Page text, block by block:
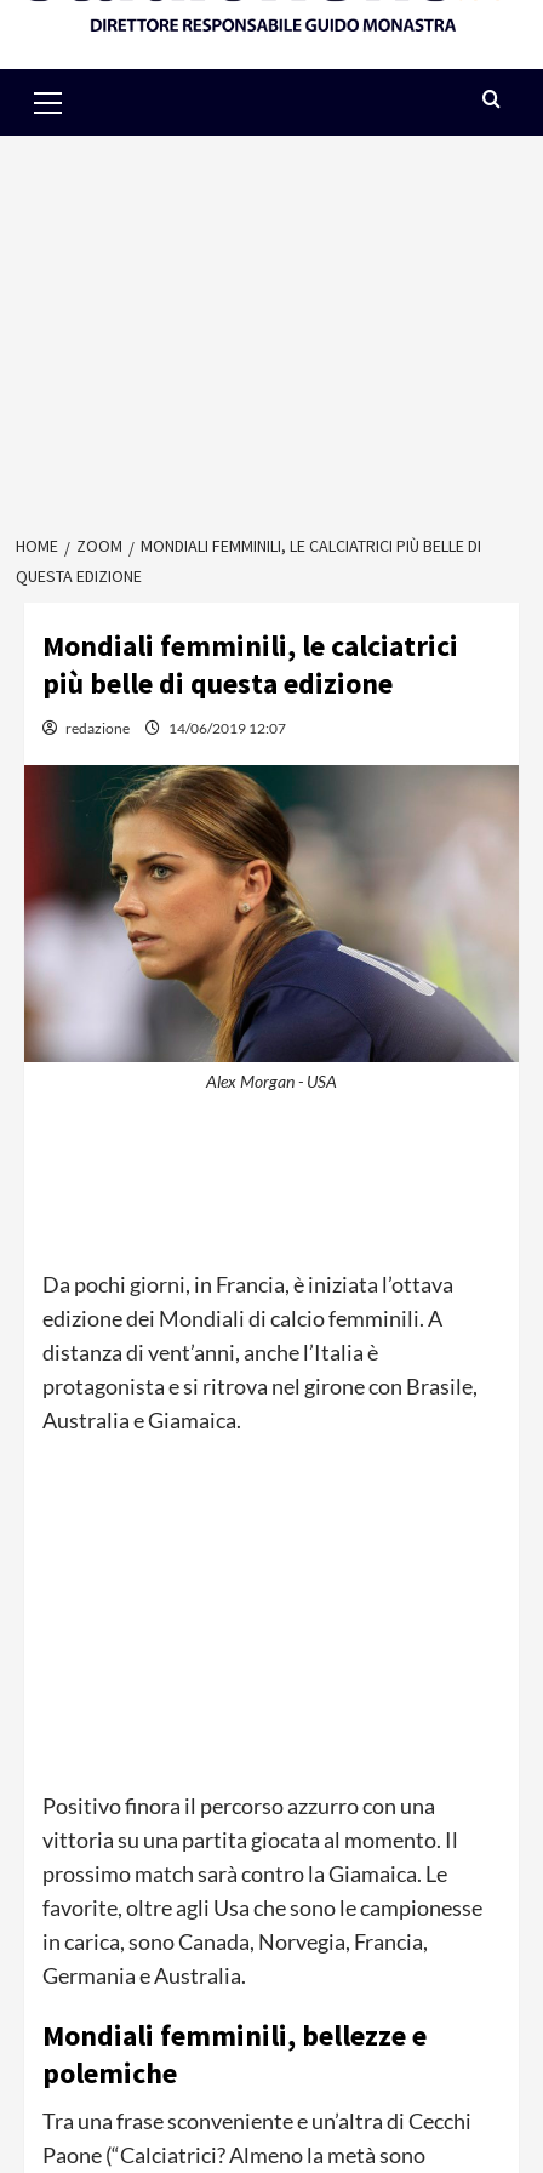
Menu
HOME ZOOM
MONDIALI FEMMINILI, LE CALCIATRICI PIÙ BELLE DI
QUESTA EDIZIONE
Mondiali femminili, le calciatrici
più belle di questa edizione
redazione 14/06/2019 12:07
Alex Morgan - USA
Da pochi giorni, in Francia, è iniziata l’ottava
edizione dei Mondiali di calcio femminili. A
distanza di vent’anni, anche l’Italia è
protagonista e si ritrova nel girone con Brasile,
Australia e Giamaica.
Positivo finora il percorso azzurro con una
vittoria su una partita giocata al momento. Il
prossimo match sarà contro la Giamaica. Le
favorite, oltre agli Usa che sono le campionesse
in carica, sono Canada, Norvegia, Francia,
Germania e Australia.
Mondiali femminili, bellezze e
polemiche
Tra una frase sconveniente e un’altra di Cecchi
Paone (“Calciatrici? Almeno la metà sono